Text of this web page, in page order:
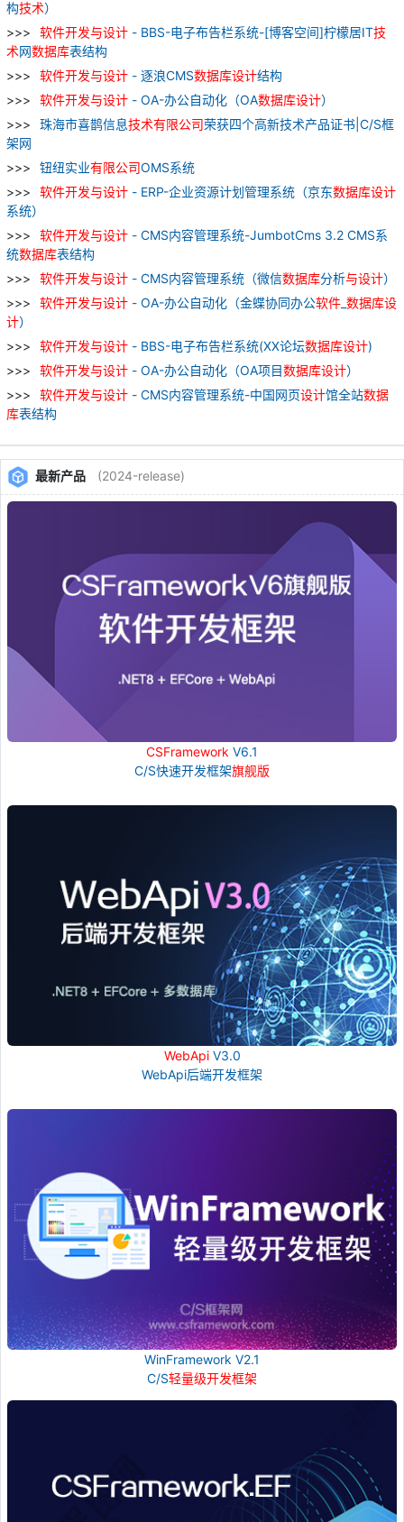
构技术）
软件开发与设计 - BBS-电子布告栏系统-[博客空间]柠檬居IT技
术网数据库表结构
软件开发与设计 - 逐浪CMS数据库设计结构
软件开发与设计 - OA-办公自动化（OA数据库设计）
珠海市喜鹊信息技术有限公司荣获四个高新技术产品证书|C/S框
架网
钮纽实业有限公司OMS系统
软件开发与设计 - ERP-企业资源计划管理系统（京东数据库设计
系统）
软件开发与设计 - CMS内容管理系统-JumbotCms 3.2 CMS系
统数据库表结构
软件开发与设计 - CMS内容管理系统（微信数据库分析与设计）
软件开发与设计 - OA-办公自动化（金蝶协同办公软件 数据库设
计）
软件开发与设计 - BBS-电子布告栏系统(XX论坛数据库设计)
软件开发与设计 - OA-办公自动化（OA项目数据库设计）
软件开发与设计 - CMS内容管理系统-中国网页设计馆全站数据
库表结构
最新产品 (2024-release)
CSFramework V6.1
C/S快速开发框架旗舰版
WebApiV3.0
WebApi后端开发框架
WinFramework V2.1
C/S轻量级开发框架